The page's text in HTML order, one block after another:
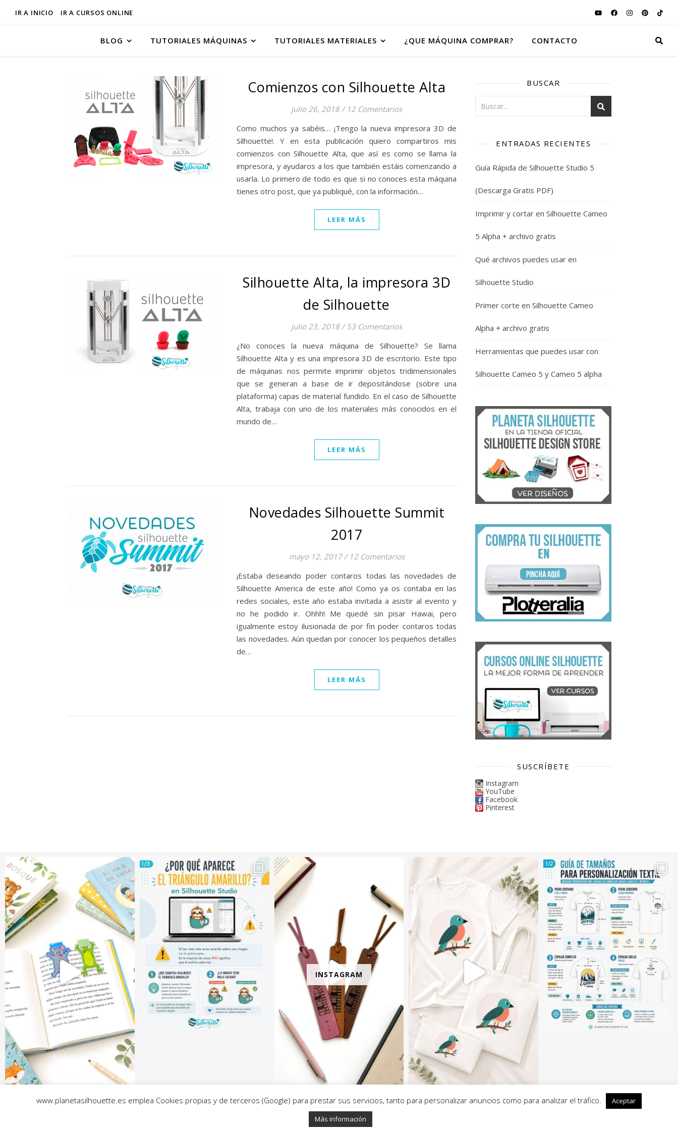
IR A INICIO IR A CURSOS ONLINE
BLOG TUTORIALES MÁQUINAS TUTORIALES MATERIALES ¿QUE MÁQUINA COMPRAR? CONTACTO
Comienzos con Silhouette Alta
julio 26, 2018 / 12 Comentarios
Como muchos ya sabéis… ¡Tengo la nueva impresora 3D de
Silhouette!. Y en esta publicación quiero compartiros mis
comienzos con Silhouette Alta, que así es como se llama la
impresora, y ayudaros a los que también estáis comenzando a
usarla. Lo primero de todo es que si no conoces esta máquina
tienes otro post, que ya publiqué, con la información…
LEER MÁS
Silhouette Alta, la impresora 3D
de Silhouette
julio 23, 2018 / 53 Comentarios
¿No conoces la nueva máquina de Silhouette? Se llama
Silhouette Alta y es una impresora 3D de escritorio. Este tipo
de máquinas nos permite imprimir objetos tridimensionales
que se generan a base de ir depositándose (sobre una
plataforma) capas de material fundido. En el caso de Silhouette
Alta, trabaja con uno de los materiales más conocidos en el
mundo de…
LEER MÁS
Novedades Silhouette Summit
2017
mayo 12, 2017 / 12 Comentarios
¡Estaba deseando poder contaros todas las novedades de
Silhouette America de este año! Como ya os contaba en las
redes sociales, este año estaba invitada a asistir al evento y
no he podido ir. Ohhh! Me quedé sin pisar Hawai, pero
igualmente estoy ilusionada de por fin poder contaros todas
las novedades. Aún quedan por conocer los pequeños detalles
de…
LEER MÁS
BUSCAR
ENTRADAS RECIENTES
Guía Rápida de Silhouette Studio 5
(Descarga Gratis PDF)
Imprimir y cortar en Silhouette Cameo
5 Alpha + archivo gratis
Qué archivos puedes usar en
Silhouette Studio
Primer corte en Silhouette Cameo
Alpha + archivo gratis
Herramientas que puedes usar con
Silhouette Cameo 5 y Cameo 5 alpha
SUSCRÍBETE
Instagram
YouTube
Facebook
Pinterest
INSTAGRAM
Contacto Cookies
www.planetasilhouette.es emplea Cookies propias y de terceros (Google) para prestar sus servicios, tanto para personalizar anuncios como para analizar el tráfico.
Aceptar
Más información